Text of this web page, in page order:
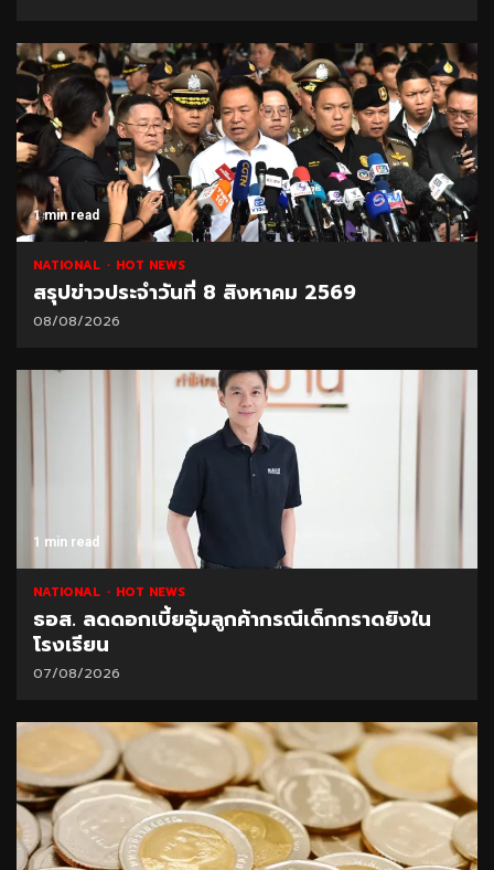
1 min read
NATIONAL HOT NEWS
สรุปข่าวประจำวันที่ 8 สิงหาคม 2569
08/08/2026
1 min read
NATIONAL HOT NEWS
ธอส. ลดดอกเบี้ยอุ้มลูกค้ากรณีเด็กกราดยิงใน
โรงเรียน
07/08/2026